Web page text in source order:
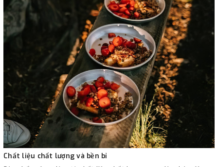
Chất liệu chất lượng và bền bỉ